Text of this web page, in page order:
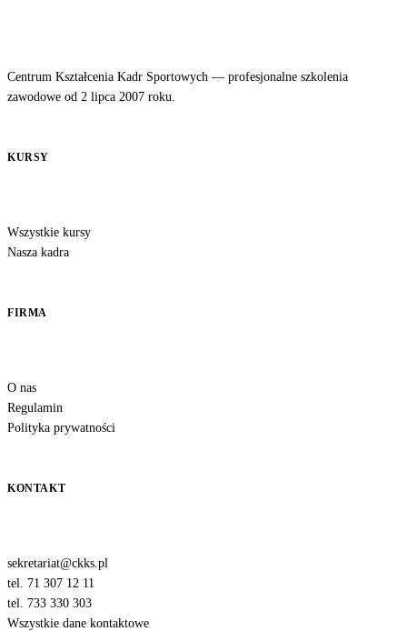
Centrum Kształcenia Kadr Sportowych — profesjonalne szkolenia
zawodowe od 2 lipca 2007 roku.
KURSY
Wszystkie kursy
Nasza kadra
FIRMA
O nas
Regulamin
Polityka prywatności
KONTAKT
sekretariat@ckks.pl
tel. 71 307 12 11
tel. 733 330 303
Wszystkie dane kontaktowe